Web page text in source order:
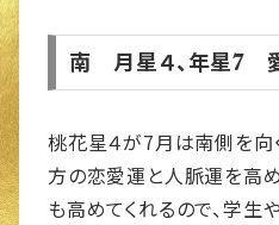
南 月星４、年星7
桃花星４が7月は南側を
方の恋愛運と人脈運を高
も高めてくれるので、学生